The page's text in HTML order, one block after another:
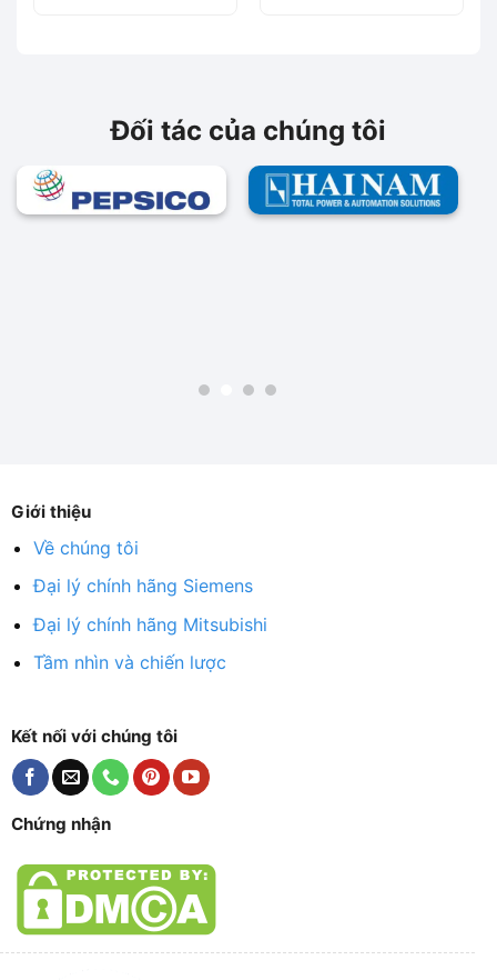
Đối tác của chúng tôi
Giới thiệu
Về chúng tôi
Đại lý chính hãng Siemens
Đại lý chính hãng Mitsubishi
Tầm nhìn và chiến lược
Kết nối với chúng tôi
Chứng nhận